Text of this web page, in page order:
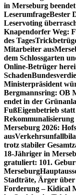
in Merseburg
LeserumfrageBester
Leservoting
Knapendorfer Weg:
des Tages
Mitarbeiter aus
dem Schlossgarten
Online-Betrüger
Schaden
Ministerpräsident
Bergmannsring: OB
endet in der
FußEigenbetrieb
Merseburg 2026:
aus
trotz stabiler
18-Jähriger in
gratuliert: 101.
Merseburg
Stadträte, Ärger über
Forderung – Kidical